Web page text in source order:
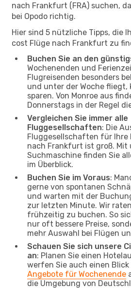
nach Frankfurt (FRA) suchen,
bei Opodo richtig.
Hier sind 5 nützliche Tipps, die
cost Flüge nach Frankfurt zu
Buchen Sie an den
Wochenenden und
Flugreisenden besonders
und unter der Woche
sparen. Von Monroe aus
Donnerstags in der Regel
Vergleichen Sie immer alle
Fluggesellschaften: Die
Fluggesellschaften für Ihre
nach Frankfurt ist groß. Mit
Suchmaschine finden Sie
im Überblick.
Buchen Sie im Voraus:
gerne von spontanen
und warten mit der
zur letzten Minute. Wir
frühzeitig zu buchen. So
nur oft bessere Preise,
mehr Auswahl bei Flügen
Schauen Sie sich unsere
an: Planen Sie einen
werfen Sie auch einen
Angebote für Wochenende
die Umgebung von